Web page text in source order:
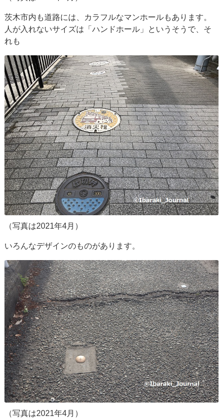
茨木市内も道路には、カラフルなマンホールもあります。
人が入れないサイズは「ハンドホール」というそうで、そ
れも
（写真は2021年4月）
いろんなデザインのものがあります。
（写真は2021年4月）